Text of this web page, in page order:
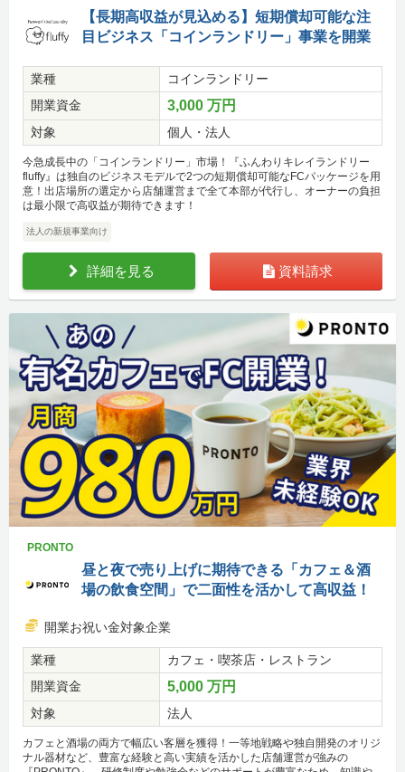
【長期高収益が見込める】短期償却可能な注
目ビジネス「コインランドリー」事業を開業
業種
コインランドリー
開業資金
3,000 万円
対象 個人・法人
今急成長中の「コインランドリー」市場！『ふんわりキレイランドリー
fluffy』は独自のビジネスモデルで2つの短期償却可能なFCパッケージを用
意！出店場所の選定から店舗運営まで全て本部が代行し、オーナーの負担
は最小限で高収益が期待できます！
法人の新規事業向け
詳細を見る 資料請求
PRONTO
昼と夜で売り上げに期待できる「カフェ＆酒
場の飲食空間」で二面性を活かして高収益！
開業お祝い金対象企業
業種
カフェ・喫茶店・レストラン
開業資金
5,000 万円
対象 法人
カフェと酒場の両方で幅広い客層を獲得！一等地戦略や独自開発のオリジ
ナル器材など、豊富な経験と高い実績を活かした店舗運営が強みの